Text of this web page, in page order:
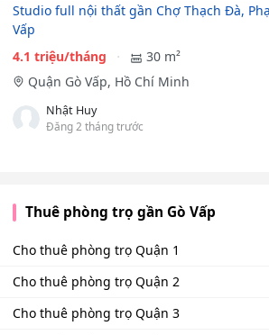
Studio full nội thất gần Chợ Thạch Đà,
Vấp
4.1 triệu/tháng
30 m²
Quận Gò Vấp, Hồ Chí Minh
Nhật Huy
Đăng 2 tháng trước
Thuê phòng trọ gần Gò Vấp
Cho thuê phòng trọ Quận 1
Cho thuê phòng trọ Quận 2
Cho thuê phòng trọ Quận 3